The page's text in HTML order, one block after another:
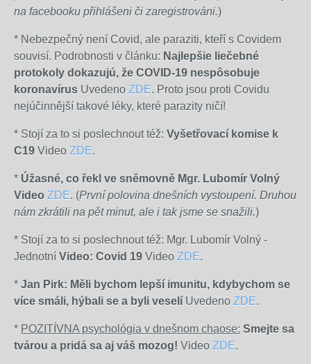
na facebooku přihlášeni či zaregistrováni.)
* Nebezpečný není Covid, ale paraziti, kteří s Covidem
souvisí. Podrobnosti v článku: Najlepšie liečebné
protokoly dokazujú, že COVID-19 nespôsobuje
koronavírus Uvedeno ZDE. Proto jsou proti Covidu
nejúčinnější takové léky, které parazity ničí!
* Stojí za to si poslechnout též: Vyšetřovací komise k
C19 Video ZDE.
* Úžasné, co řekl ve sněmovně Mgr. Lubomír Volný
Video ZDE. (První polovina dnešních vystoupení. Druhou
nám zkrátili na pět minut, ale i tak jsme se snažili.)
* Stojí za to si poslechnout též: Mgr. Lubomír Volný -
Jednotní Video: Covid 19 Video ZDE.
* Jan Pirk: Měli bychom lepší imunitu, kdybychom se
více smáli, hýbali se a byli veselí Uvedeno ZDE.
* POZITÍVNA psychológia v dnešnom chaose: Smejte sa
tvárou a pridá sa aj váš mozog! Video ZDE.